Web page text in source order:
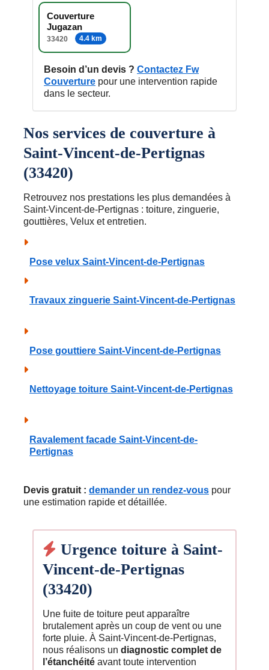
Couverture
Jugazan
33420 4.4 km
Besoin d’un devis ? Contactez Fw
Couverture pour une intervention rapide
dans le secteur.
Nos services de couverture à
Saint-Vincent-de-Pertignas
(33420)
Retrouvez nos prestations les plus demandées à
Saint-Vincent-de-Pertignas : toiture, zinguerie,
gouttières, Velux et entretien.
Pose velux Saint-Vincent-de-Pertignas
Travaux zinguerie Saint-Vincent-de-Pertignas
Pose gouttiere Saint-Vincent-de-Pertignas
Nettoyage toiture Saint-Vincent-de-Pertignas
Ravalement facade Saint-Vincent-de-
Pertignas
Devis gratuit : demander un rendez-vous pour
une estimation rapide et détaillée.
Urgence toiture à Saint-
Vincent-de-Pertignas
(33420)
Une fuite de toiture peut apparaître
brutalement après un coup de vent ou une
forte pluie. À Saint-Vincent-de-Pertignas,
nous réalisons un diagnostic complet de
l’étanchéité avant toute intervention